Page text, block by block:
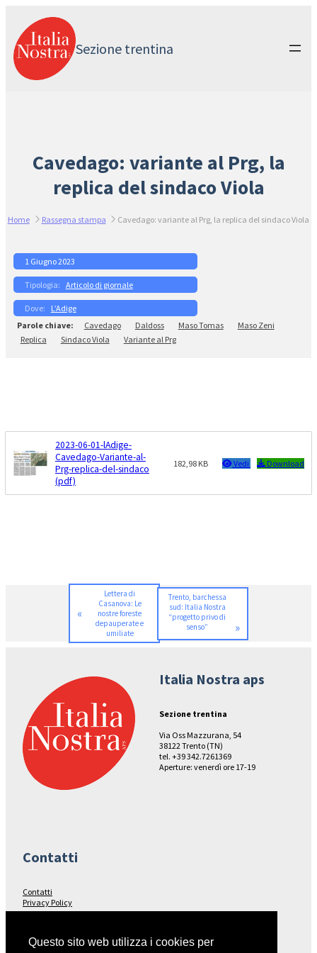
contenuto
Sezione trentina
Cavedago: variante al Prg, la
replica del sindaco Viola
Home Rassegna stampa Cavedago: variante al Prg, la replica del sindaco Viola
1 Giugno 2023
Articolo di giornale
L’Adige
Cavedago
Daldoss Maso Tomas
Maso Zeni
Replica
Sindaco Viola Variante al Prg
2023-06-01-lAdige-
Cavedago-Variante-al-
Prg-replica-del-sindaco
(pdf)
182,98 KB Vedi Download
«
Lettera di
Casanova: Le
nostre foreste
depauperate e
umiliate
Trento, barchessa
sud: Italia Nostra
“progetto privo di
senso”
»
Italia Nostra aps
Sezione trentina
Via Oss Mazzurana, 54
38122 Trento (TN)
tel. +39 342.7261369
Aperture: venerdì ore 17-19
Contatti
Contatti
Privacy Policy
Seguici su…
Questo sito web utilizza i cookies per